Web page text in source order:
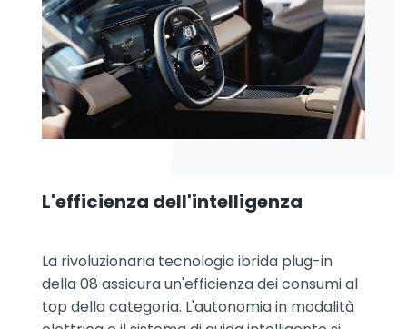
L'efficienza dell'intelligenza
La rivoluzionaria tecnologia ibrida plug-in
della 08 assicura un'efficienza dei consumi al
top della categoria. L'autonomia in modalità